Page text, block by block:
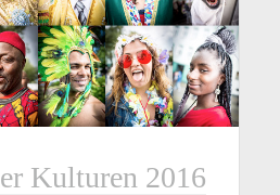
Kulturen 2016